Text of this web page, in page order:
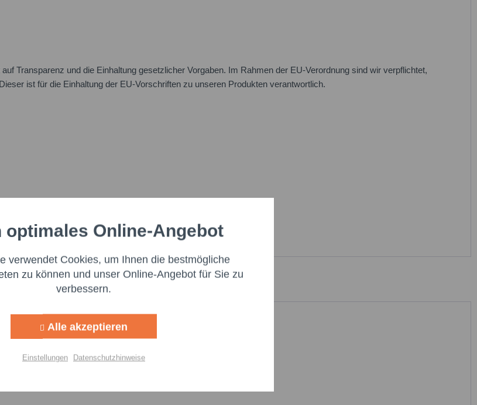
Transparenz und die Einhaltung gesetzlicher Vorgaben. Im Rahmen der EU-Verordnung sind wir verpflichtet,
ist für die Einhaltung der EU-Vorschriften zu unseren Produkten verantwortlich.
Aktiv
Aktiv
optimales Online-Angebot
verwendet Cookies, um Ihnen die bestmögliche
zu können und unser Online-Angebot für Sie zu
verbessern.
Alle akzeptieren
Einstellungen Datenschutzhinweise